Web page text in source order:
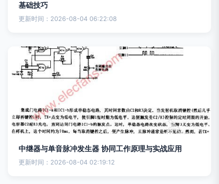
基础技巧
更新时间：2026-08-04 06:22:08
中继器与单音脉冲发生器 协同工作原理与实战应用
更新时间：2026-08-04 02:19:12